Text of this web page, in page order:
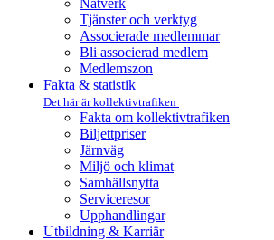
Nätverk
Tjänster och verktyg
Associerade medlemmar
Bli associerad medlem
Medlemszon
Fakta & statistik
Det här är kollektivtrafiken
Fakta om kollektivtrafiken
Biljettpriser
Järnväg
Miljö och klimat
Samhällsnytta
Serviceresor
Upphandlingar
Utbildning & Karriär